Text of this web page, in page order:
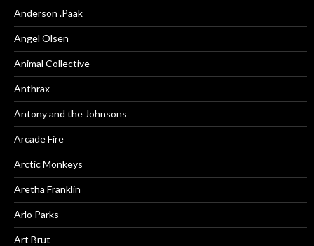
Anderson .Paak
Angel Olsen
Animal Collective
Anthrax
Antony and the Johnsons
Arcade Fire
Arctic Monkeys
Aretha Franklin
Arlo Parks
Art Brut